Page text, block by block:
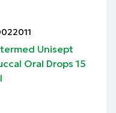
Unisept
Oral Drops 15